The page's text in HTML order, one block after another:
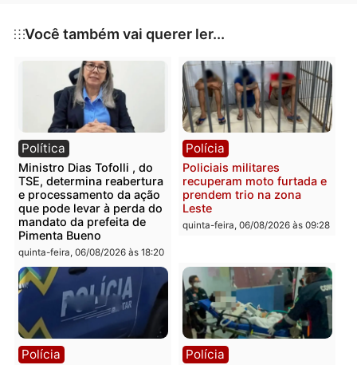
Publicidade
Categorias
Notícias
Você também vai querer ler...